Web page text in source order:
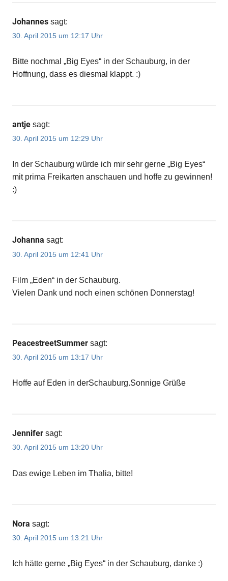
Johannes sagt:
30. April 2015 um 12:17 Uhr
Bitte nochmal „Big Eyes“ in der Schauburg, in der
Hoffnung, dass es diesmal klappt. :)
antje sagt:
30. April 2015 um 12:29 Uhr
In der Schauburg würde ich mir sehr gerne „Big Eyes“
mit prima Freikarten anschauen und hoffe zu gewinnen!
:)
Johanna sagt:
30. April 2015 um 12:41 Uhr
Film „Eden“ in der Schauburg.
Vielen Dank und noch einen schönen Donnerstag!
PeacestreetSummer sagt:
30. April 2015 um 13:17 Uhr
Hoffe auf Eden in derSchauburg.Sonnige Grüße
Jennifer sagt:
30. April 2015 um 13:20 Uhr
Das ewige Leben im Thalia, bitte!
Nora sagt:
30. April 2015 um 13:21 Uhr
Ich hätte gerne „Big Eyes“ in der Schauburg, danke :)